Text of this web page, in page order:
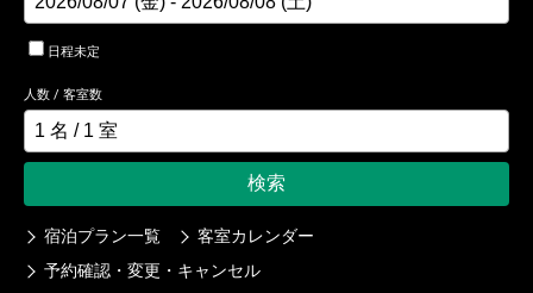
日程未定
人数 / 客室数
検索
宿泊プラン一覧
客室カレンダー
予約確認・変更・キャンセル